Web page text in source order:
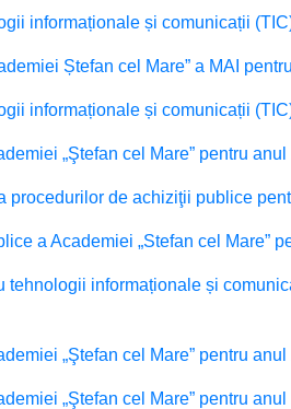
informaționale și comunicații
Ștefan cel Mare” a MAI
informaționale și comunicații
„Ştefan cel Mare” pentru
procedurilor de achiziţii publice
a Academiei „Stefan cel Mare”
informaționale și
„Ştefan cel Mare” pentru
„Ştefan cel Mare” pentru